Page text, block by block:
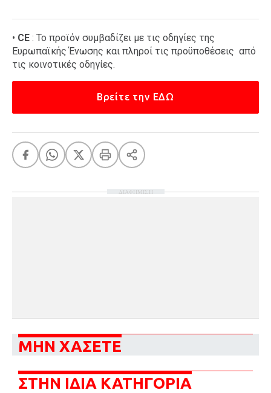
• CE : Το προϊόν συμβαδίζει με τις οδηγίες της
Ευρωπαϊκής Ένωσης και πληροί τις προϋποθέσεις από
τις κοινοτικές οδηγίες.
Βρείτε την ΕΔΩ
ΔΙΑΦΗΜΙΣΗ
ΜΗΝ ΧΑΣΕΤΕ
ΣΤΗΝ ΙΔΙΑ ΚΑΤΗΓΟΡΙΑ